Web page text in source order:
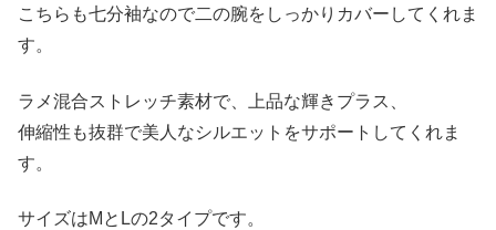
こちらも七分袖なので二の腕をしっかりカバーしてくれま
す。
ラメ混合ストレッチ素材で、上品な輝きプラス、
伸縮性も抜群で美人なシルエットをサポートしてくれま
す。
サイズはMとLの2タイプです。